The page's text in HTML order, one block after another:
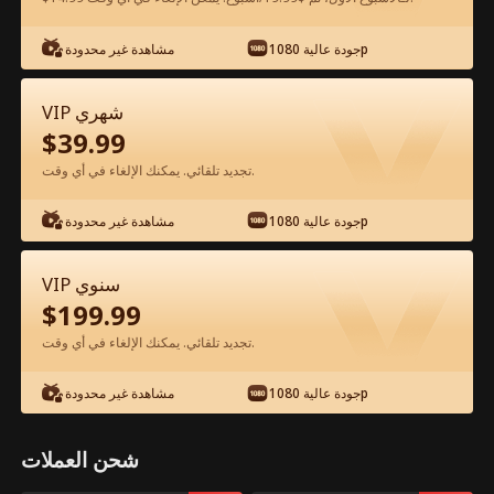
شاهد مجانًا في التطبيق
الحلقة 26 - الحياة المزدوجة لزوجي
الملياردير الفيلم كامل
1-50 51-60
26 27 28 29 30
مشاهدة غير محدودة جودة عالية 1080p
VIP شهري
$39.99
تجديد تلقائي. يمكنك الإلغاء في أي وقت.
مشاهدة غير محدودة جودة عالية 1080p
VIP سنوي
$199.99
تجديد تلقائي. يمكنك الإلغاء في أي وقت.
مشاهدة غير محدودة جودة عالية 1080p
شحن العملات